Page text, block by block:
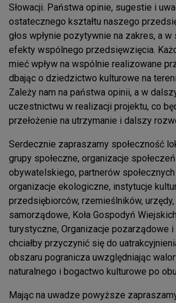
Słowacji. Państwa opinie, sugestie i
ostatecznego kształtu naszego
głos wpłynie pozytywnie na zakres, a
efekty wspólnego przedsięwzięcia.
mieć wpływ na wspólnie realizowane
dbając o dziedzictwo kulturowe na
Zależy nam na państwa opinii, a w
uczestnictwu w realizacji projektu, co
przełożenie na utrzymanie i dalszy
Serdecznie zapraszamy społeczność
grupy społeczne, organizacje
obywatelskiego, partnerów
organizacje ekologiczne, instytucje
przedsiębiorców, rzemieślników,
samorządowe, Koła Gospodyń
turystyczne, Organizacje pozarządowe
chciałby przyczynić się do
obszaru pogranicza uwzględniając
naturalnego i bogactwo kulturowe po
Mając na uwadze powyższe